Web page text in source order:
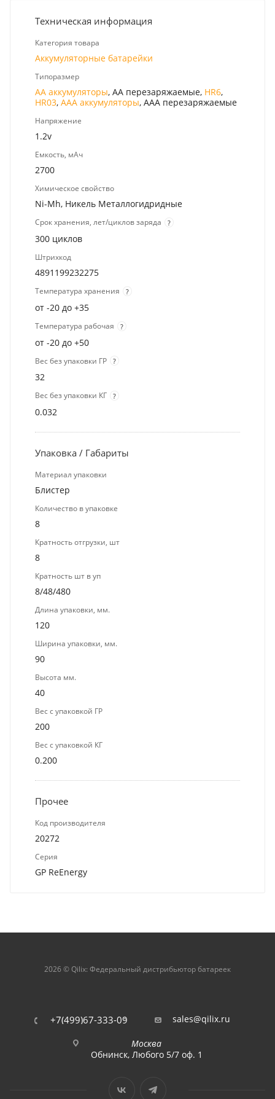
Техническая информация
Категория товара
Аккумуляторные батарейки
Типоразмер
AA аккумуляторы, AA перезаряжаемые, HR6,
HR03, ААА аккумуляторы, ААА перезаряжаемые
Напряжение
1.2v
Емкость, мАч
2700
Химическое свойство
Ni-Mh, Никель Металлогидридные
Срок хранения, лет/циклов заряда ?
300 циклов
Штрихкод
4891199232275
Температура хранения ?
от -20 до +35
Температура рабочая ?
от -20 до +50
Вес без упаковки ГР ?
32
Вес без упаковки КГ ?
0.032
Упаковка / Габариты
Материал упаковки
Блистер
Количество в упаковке
8
Кратность отгрузки, шт
8
Кратность шт в уп
8/48/480
Длина упаковки, мм.
120
Ширина упаковки, мм.
90
Высота мм.
40
Вес с упаковкой ГР
200
Вес с упаковкой КГ
0.200
Прочее
Код производителя
20272
Серия
GP ReEnergy
2026 © Qilix: Федеральный дистрибьютор батареек
+7(499)67-333-09 sales@qilix.ru
Москва
Обнинск, Любого 5/7 оф. 1